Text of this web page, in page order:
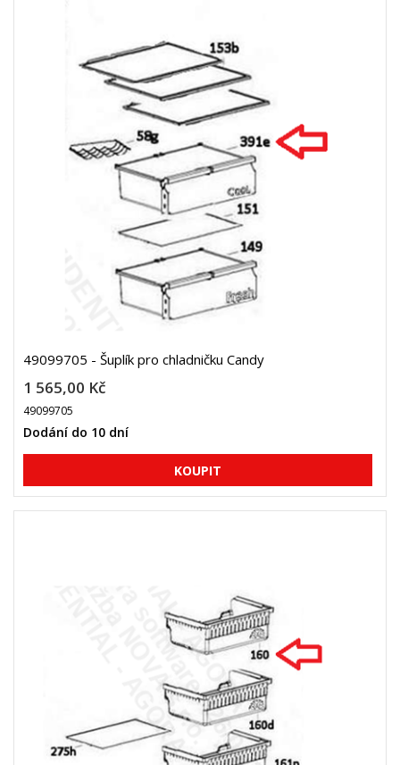
49099705 - Šuplík pro chladničku Candy
1 565,00 Kč
49099705
Dodání do 10 dní